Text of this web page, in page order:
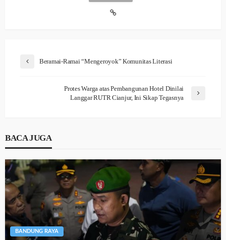
Beramai-Ramai “Mengeroyok” Komunitas Literasi
Protes Warga atas Pembangunan Hotel Dinilai
Langgar RUTR Cianjur, Ini Sikap Tegasnya
BACA JUGA
BANDUNG RAYA